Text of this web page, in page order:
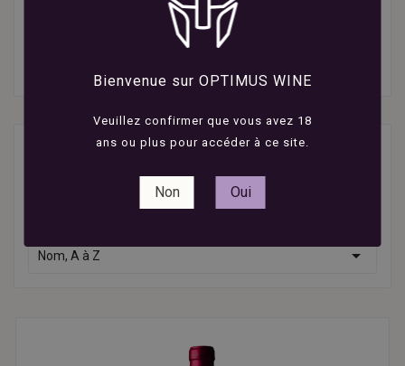
Bienvenue sur OPTIMUS WINE
Veuillez confirmer que vous avez 18
ans ou plus pour accéder à ce site.
Non Oui
Nom, A à Z 